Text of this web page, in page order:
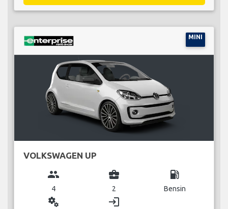
MINI
VOLKSWAGEN UP
group
4
business_center
2
local_gas_station
Bensin
miscellaneous_services login